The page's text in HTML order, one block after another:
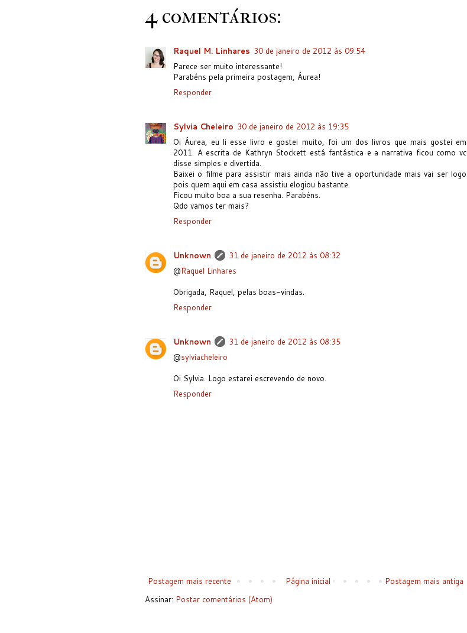
4 comentários:
Raquel M. Linhares 30 de janeiro de 2012 às 09:54
Parece ser muito interessante!
Parabéns pela primeira postagem, Áurea!
Responder
Sylvia Cheleiro 30 de janeiro de 2012 às 19:35
Oi Áurea, eu li esse livro e gostei muito, foi um dos livros que mais gostei em
2011. A escrita de Kathryn Stockett está fantástica e a narrativa ficou como vc
disse simples e divertida.
Baixei o filme para assistir mais ainda não tive a oportunidade mais vai ser logo
pois quem aqui em casa assistiu elogiou bastante.
Ficou muito boa a sua resenha. Parabéns.
Qdo vamos ter mais?
Responder
Unknown
31 de janeiro de 2012 às 08:32
@Raquel Linhares
Obrigada, Raquel, pelas boas-vindas.
Responder
Unknown
31 de janeiro de 2012 às 08:35
@sylviacheleiro
Oi Sylvia. Logo estarei escrevendo de novo.
Responder
Postagem mais recente Postagem mais antiga
Página inicial
Assinar: Postar comentários (Atom)